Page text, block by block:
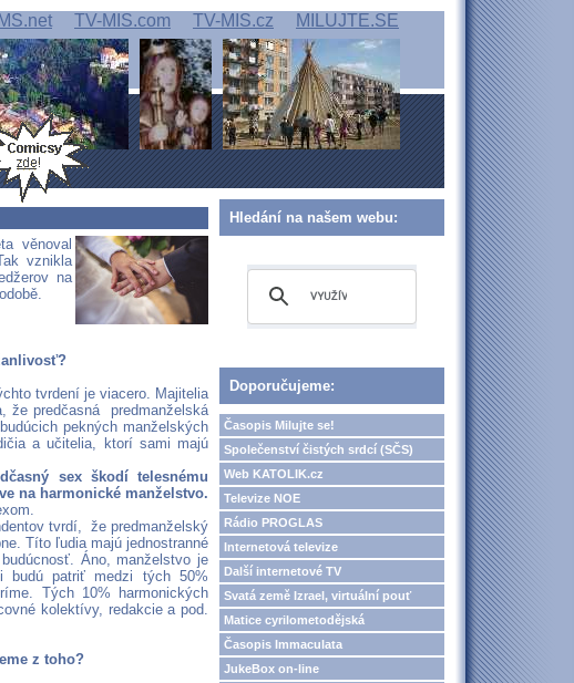
TV-MIS.com TV-MIS.cz MILUJTE.SE
věnoval
vznikla
na
tvrdení je viacero. Majitelia
že predčasná predmanželská
pekných manželských
a učitelia, ktorí sami majú
sex škodí telesnému
na harmonické manželstvo.
tvrdí, že predmanželský
Títo ľudia majú jednostranné
Áno, manželstvo je
budú patriť medzi tých 50%
Tých 10% harmonických
kolektívy, redakcie a pod.
z toho?
Hledání na našem webu:
Doporučujeme:
Časopis Milujte se!
Společenství čistých srdcí (SČS)
Web KATOLIK.cz
Televize NOE
Rádio PROGLAS
Internetová televize
Další internetové TV
Svatá země Izrael, virtuální pouť
Matice cyrilometodějská
Časopis Immaculata
JukeBox on-line